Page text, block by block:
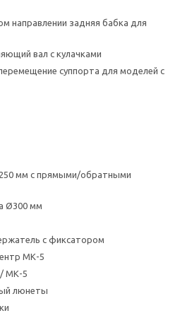
направлении задняя бабка для
вал с кулачками
суппорта для моделей с
мм с прямыми/обратными
Ø300 мм
с фиксатором
МК-5
/ МК-5
люнеты